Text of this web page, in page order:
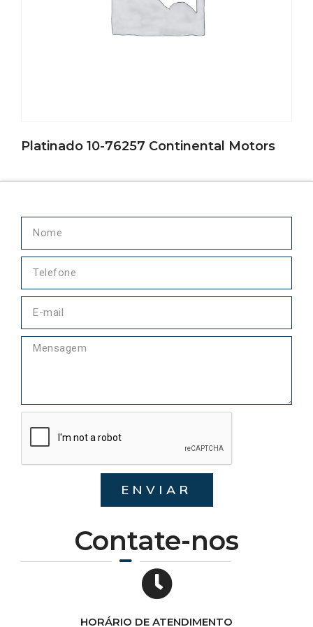
Platinado 10-76257 Continental Motors
Contate-nos
HORÁRIO DE ATENDIMENTO
ENVIAR